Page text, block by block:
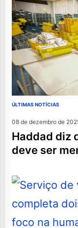
ÚLTIMAS NOTÍCIAS
08 de dezembro de
haddad diz que aporte aos correios
deve ser